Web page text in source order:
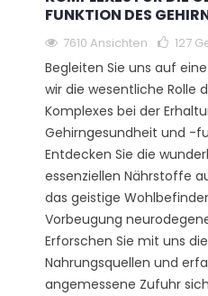
FUNKTION DES
7610 Ansichten 127
Begleiten Sie uns auf
wir die wesentliche Rolle
Komplexes bei der
Gehirngesundheit und -
Entdecken Sie die
essenziellen Nährstoffe
das geistige
Vorbeugung
Erforschen Sie mit uns
Nahrungsquellen und
angemessene Zufuhr